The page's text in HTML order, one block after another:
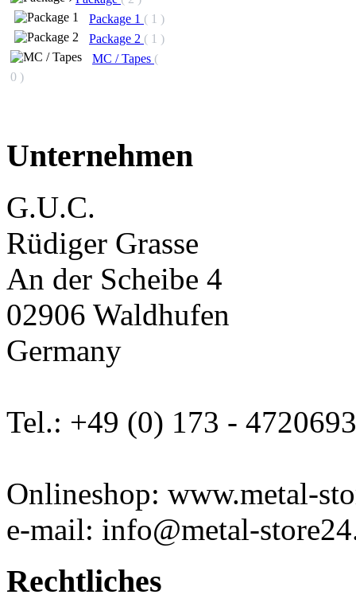
Package 1 ( 1 )
Package 2 ( 1 )
MC / Tapes (
0 )
Unternehmen
G.U.C.
Rüdiger Grasse
An der Scheibe 4
02906 Waldhufen
Germany
Tel.: +49 (0) 173 - 4720693
Onlineshop: www.metal-
e-mail: info@metal-
Rechtliches